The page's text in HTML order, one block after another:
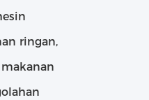
ringan,